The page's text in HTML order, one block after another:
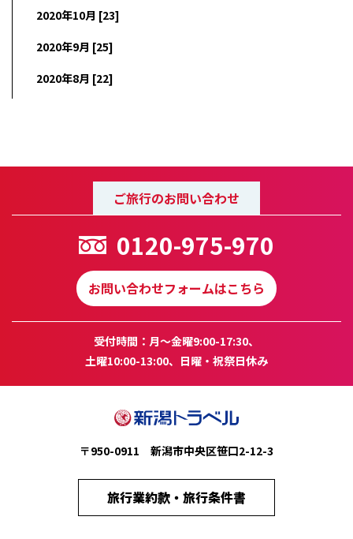
2020年10月 [23]
2020年9月 [25]
2020年8月 [22]
ご旅行のお問い合わせ
0120-975-970
お問い合わせフォームはこちら
受付時間：月～金曜9:00-17:30、
土曜10:00-13:00、日曜・祝祭日休み
〒950-0911 新潟市中央区笹口2-12-3
旅行業約款・旅行条件書